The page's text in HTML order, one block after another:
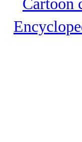
Cartoon